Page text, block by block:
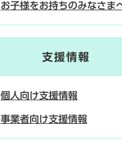
お子様をお持ちのみなさま
支援情報
個人向け支援情報
事業者向け支援情報